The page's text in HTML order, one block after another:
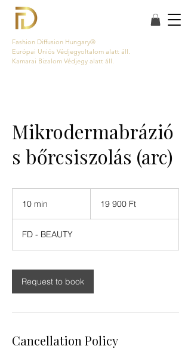
Fashion Diffusion Hungary®
Európai Uniós Védjegyoltalom alatt áll.
Kamarai Bizalom Védjegy alatt áll.
Mikrodermabrázió
s bőrcsiszolás (arc)
10 min
i
n
forint19 900 Ft
FD - BEAUTY
Request to book
Cancellation Policy